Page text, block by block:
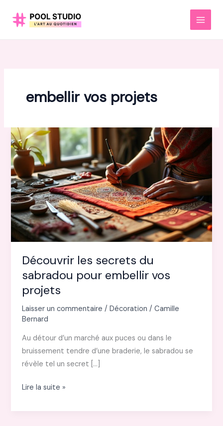
MAIN
embellir vos projets
Découvrir les secrets du
sabradou pour embellir vos
projets
Laisser un commentaire /Décoration /Camille
Bernard
Au détour d’un marché aux puces ou dans le
bruissement tendre d’une braderie, le sabradou se
révèle tel un secret […]
Découvrir
secrets
Lire la suite »